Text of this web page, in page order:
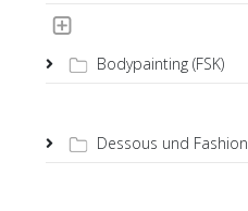
Bodypainting (FSK)
Dessous und Fashion